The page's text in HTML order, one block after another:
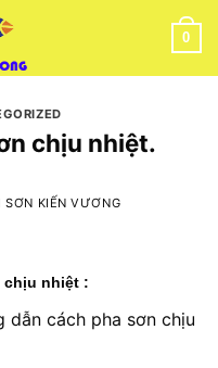
0
chịu nhiệt.
SƠN KIẾN VƯƠNG
chịu nhiệt :
dẫn cách pha sơn chịu